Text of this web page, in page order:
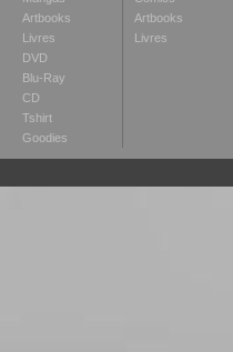
Artbooks
Livres
DVD
Blu-Ray
CD
Tshirt
Goodies
Artbooks
Livres